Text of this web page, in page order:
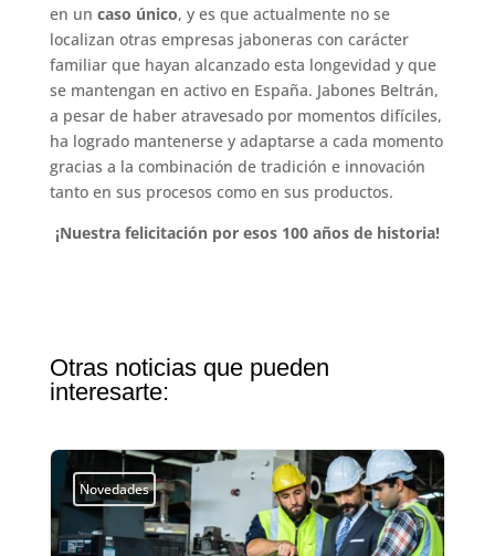
en un caso único, y es que actualmente no se
localizan otras empresas jaboneras con carácter
familiar que hayan alcanzado esta longevidad y que
se mantengan en activo en España. Jabones Beltrán,
a pesar de haber atravesado por momentos difíciles,
ha logrado mantenerse y adaptarse a cada momento
gracias a la combinación de tradición e innovación
tanto en sus procesos como en sus productos.
¡Nuestra felicitación por esos 100 años de historia!
Otras noticias que pueden
interesarte:
Novedades